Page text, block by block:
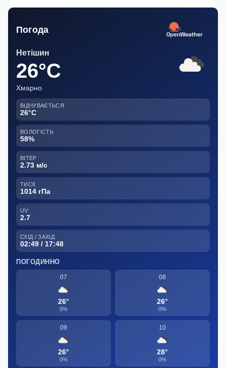
Погода
Нетішин
26°C
Хмарно
ВІДЧУВАЄТЬСЯ
26°C
ВОЛОГІСТЬ
58%
ВІТЕР
2.73 м/с
ТИСК
1014 гПа
UV
2.7
СХІД / ЗАХІД
02:49 / 17:48
ПОГОДИННО
07
26°
0%
08
26°
0%
09
26°
0%
10
28°
0%